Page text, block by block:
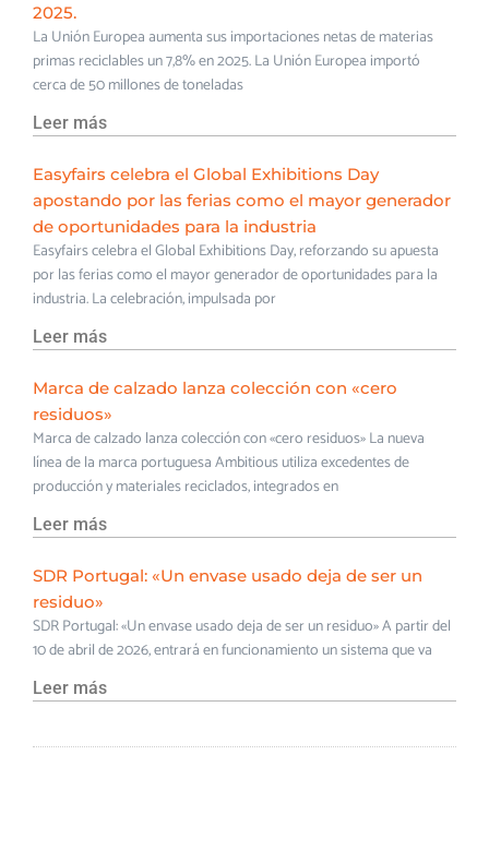
2025.
La Unión Europea aumenta sus importaciones netas de materias
primas reciclables un 7,8% en 2025. La Unión Europea importó
cerca de 50 millones de toneladas
Leer más
Easyfairs celebra el Global Exhibitions Day
apostando por las ferias como el mayor generador
de oportunidades para la industria
Easyfairs celebra el Global Exhibitions Day, reforzando su apuesta
por las ferias como el mayor generador de oportunidades para la
industria. La celebración, impulsada por
Leer más
Marca de calzado lanza colección con «cero
residuos»
Marca de calzado lanza colección con «cero residuos» La nueva
línea de la marca portuguesa Ambitious utiliza excedentes de
producción y materiales reciclados, integrados en
Leer más
SDR Portugal: «Un envase usado deja de ser un
residuo»
SDR Portugal: «Un envase usado deja de ser un residuo» A partir del
10 de abril de 2026, entrará en funcionamiento un sistema que va
Leer más